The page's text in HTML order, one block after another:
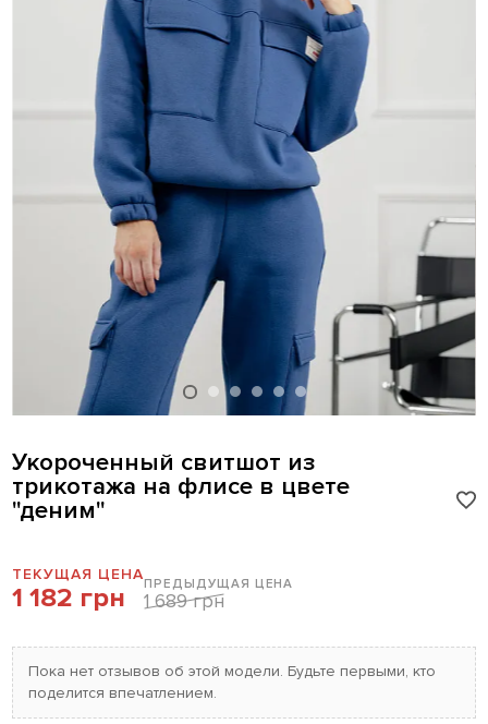
Укороченный свитшот из
трикотажа на флисе в цвете
"деним"
ТЕКУЩАЯ ЦЕНА
1 182 грн ПРЕДЫДУЩАЯ ЦЕНА
1 689 грн
Пока нет отзывов об этой модели. Будьте первыми, кто
поделится впечатлением.